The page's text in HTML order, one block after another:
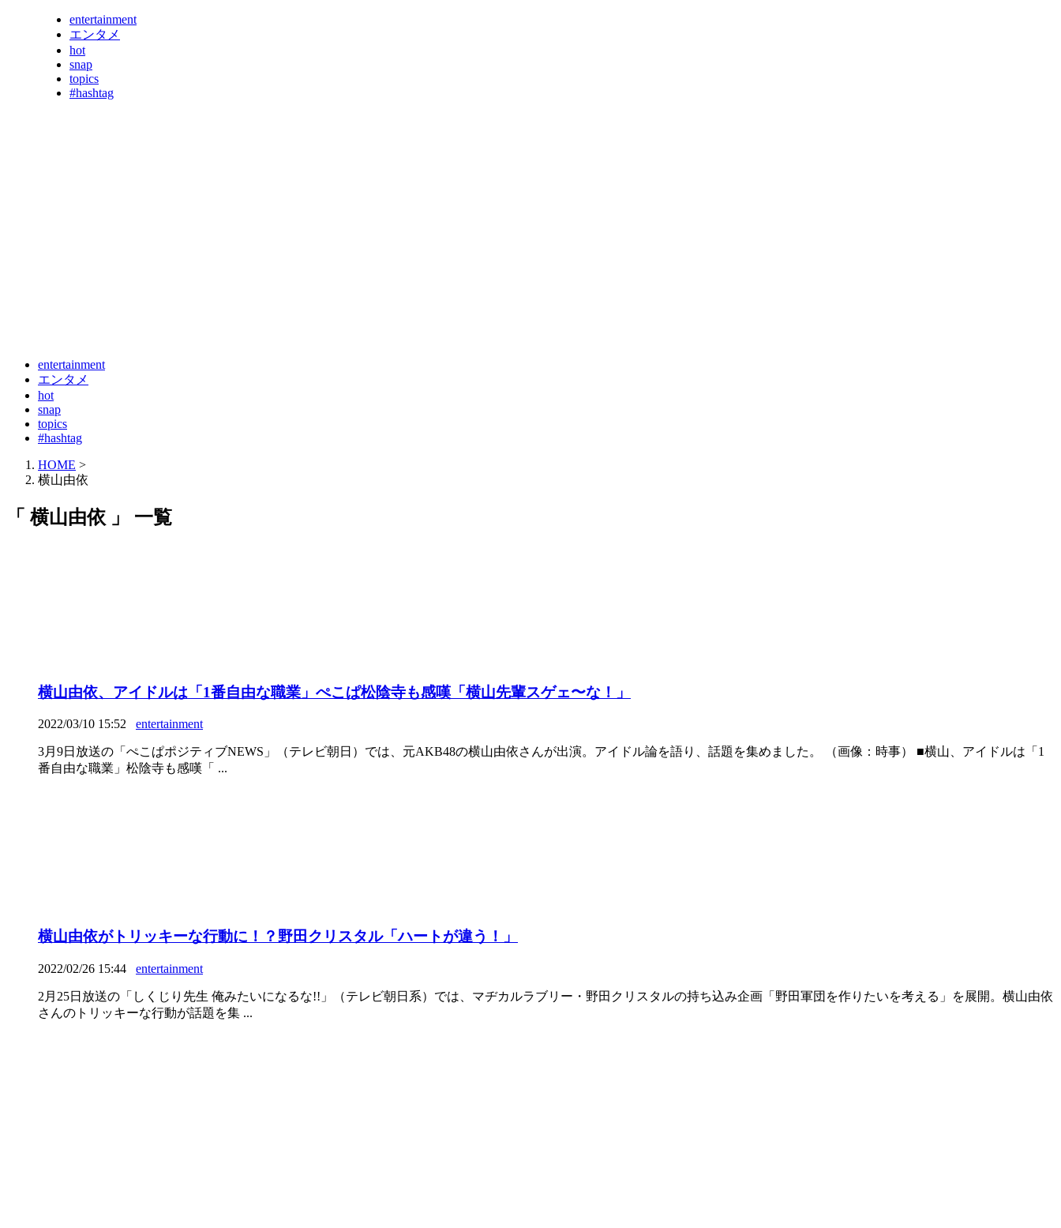
entertainment
エンタメ
hot
snap
topics
#hashtag
entertainment
エンタメ
hot
snap
topics
#hashtag
HOME >
横山由依
「 横山由依 」 一覧
横山由依、アイドルは「1番自由な職業」ぺこぱ松陰寺も感嘆「横山先輩スゲェ〜な！」
2022/03/10 15:52 entertainment
3月9日放送の「ぺこぱポジティブNEWS」（テレビ朝日）では、元AKB48の横山由依さんが出演。アイドル論を語り、話題を集めました。 （画像：時事） ■横山、アイドルは「1
番自由な職業」松陰寺も感嘆「 ...
横山由依がトリッキーな行動に！？野田クリスタル「ハートが違う！」
2022/02/26 15:44 entertainment
2月25日放送の「しくじり先生 俺みたいになるな!!」（テレビ朝日系）では、マヂカルラブリー・野田クリスタルの持ち込み企画「野田軍団を作りたいを考える」を展開。横山由依
さんのトリッキーな行動が話題を集 ...